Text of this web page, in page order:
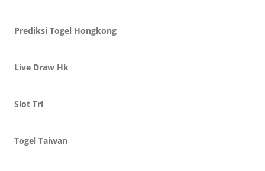
Prediksi Togel Hongkong
Live Draw Hk
Slot Tri
Togel Taiwan